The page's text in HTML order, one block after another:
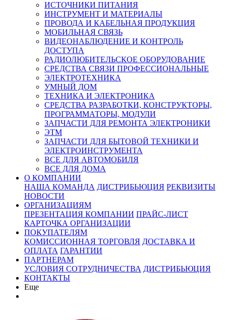
ИСТОЧНИКИ ПИТАНИЯ
ИНСТРУМЕНТ И МАТЕРИАЛЫ
ПРОВОДА И КАБЕЛЬНАЯ ПРОДУКЦИЯ
МОБИЛЬНАЯ СВЯЗЬ
ВИДЕОНАБЛЮДЕНИЕ И КОНТРОЛЬ
ДОСТУПА
РАДИОЛЮБИТЕЛЬСКОЕ ОБОРУДОВАНИЕ
СРЕДСТВА СВЯЗИ ПРОФЕССИОНАЛЬНЫЕ
ЭЛЕКТРОТЕХНИКА
УМНЫЙ ДОМ
ТЕХНИКА И ЭЛЕКТРОНИКА
СРЕДСТВА РАЗРАБОТКИ, КОНСТРУКТОРЫ,
ПРОГРАММАТОРЫ, МОДУЛИ
ЗАПЧАСТИ ДЛЯ РЕМОНТА ЭЛЕКТРОНИКИ
ЭТМ
ЗАПЧАСТИ ДЛЯ БЫТОВОЙ ТЕХНИКИ И
ЭЛЕКТРОИНСТРУМЕНТА
ВСЕ ДЛЯ АВТОМОБИЛЯ
ВСЕ ДЛЯ ДОМА
О КОМПАНИИ
НАША КОМАНДА ДИСТРИБЬЮЦИЯ РЕКВИЗИТЫ
НОВОСТИ
ОРГАНИЗАЦИЯМ
ПРЕЗЕНТАЦИЯ КОМПАНИИ ПРАЙС-ЛИСТ
КАРТОЧКА ОРГАНИЗАЦИИ
ПОКУПАТЕЛЯМ
КОМИССИОННАЯ ТОРГОВЛЯ ДОСТАВКА И
ОПЛАТА ГАРАНТИИ
ПАРТНЕРАМ
УСЛОВИЯ СОТРУДНИЧЕСТВА ДИСТРИБЬЮЦИЯ
КОНТАКТЫ
Еще